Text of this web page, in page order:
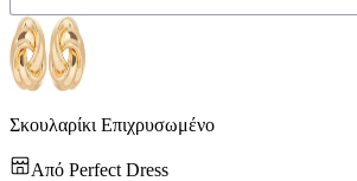
Σκουλαρίκι Επιχρυσωμένο
Από Perfect Dress